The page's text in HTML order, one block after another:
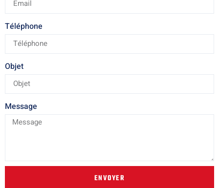
Téléphone
Objet
Message
ENVOYER